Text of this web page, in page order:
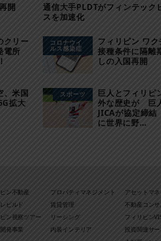
開
通信大手PLDTがフィンテック
スを加速化
クリー
電所
コロナウイ
ルス感染症
フィリピン ワク
接種条件に隔離
しの入国再開
、米国
拡大
スポーツ
巨人とフィリピ
外な歴史が 巨
JICAが協定締結
に世界に野…
ン不動産
ビルド
ン視察ツアー
発事業
プロパティマネジメント
賃貸管理
リーシング
内装インテリア
アセットマ
不動産コン
フィリピン
投資関連サ